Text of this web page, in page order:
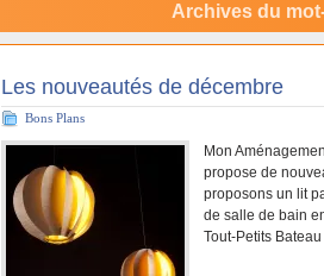
Archives du
Les nouveautés de décembre
Bons Plans
Mon
propose de
proposons un lit
de salle de bain
Tout-Petits